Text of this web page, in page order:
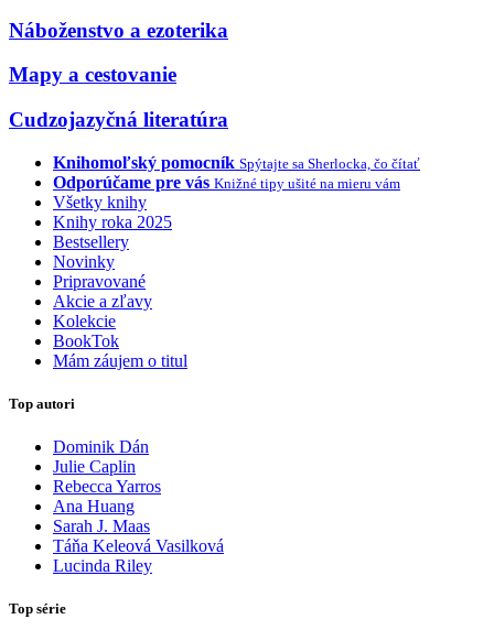
Náboženstvo a ezoterika
Mapy a cestovanie
Cudzojazyčná literatúra
Knihomoľský pomocník Spýtajte sa Sherlocka, čo čítať
Odporúčame pre vás Knižné tipy ušité na mieru vám
Všetky knihy
Knihy roka 2025
Bestsellery
Novinky
Pripravované
Akcie a zľavy
Kolekcie
BookTok
Mám záujem o titul
Top autori
Dominik Dán
Julie Caplin
Rebecca Yarros
Ana Huang
Sarah J. Maas
Táňa Keleová Vasilková
Lucinda Riley
Top série